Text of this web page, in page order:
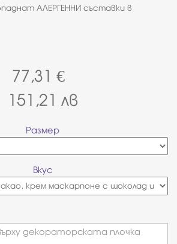
АЛЕРГЕННИ съставки в
77,31 €
151,21 лв
Размер
Вкус
декораторската плочка